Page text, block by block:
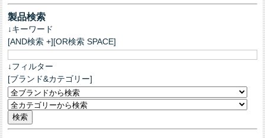
製品検索
↓キーワード
[AND検索 +][OR検索 SPACE]
↓フィルター
[ブランド&カテゴリー]